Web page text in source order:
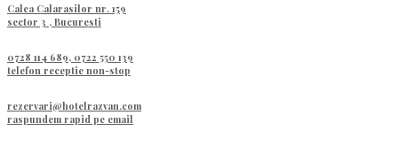
Calea Calarasilor nr. 159
sector 3 , Bucuresti
0728 114 689, 0722 550 139
telefon receptie non-stop
rezervari@hotelrazvan.com
raspundem rapid pe email